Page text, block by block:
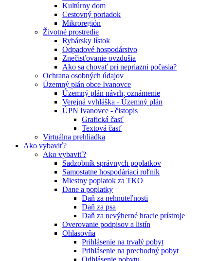
Kultúrny dom
Cestovný poriadok
Mikroregión
Životné prostredie
Rybársky lístok
Odpadové hospodárstvo
Znečisťovanie ovzdušia
Ako sa chovať pri nepriazni počasia?
Ochrana osobných údajov
Územný plán obce Ivanovce
Územný plán návrh, oznámenie
Verejná vyhláška - Územný plán
ÚPN Ivanovce - čistopis
Grafická časť
Textová časť
Virtuálna prehliadka
Ako vybaviť?
Ako vybaviť?
Sadzobník správnych poplatkov
Samostatne hospodáriaci roľník
Miestny poplatok za TKO
Dane a poplatky
Daň za nehnuteľnosti
Daň za psa
Daň za nevýherné hracie prístroje
Overovanie podpisov a listín
Ohlasovňa
Prihlásenie na trvalý pobyt
Prihlásenie na prechodný pobyt
Odhlásenie pobytu